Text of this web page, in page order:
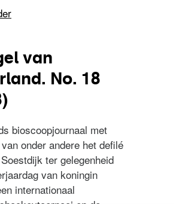
van
No. 18
bioscoopjournaal met
onder andere het defilé
ter gelegenheid
van koningin
internationaal